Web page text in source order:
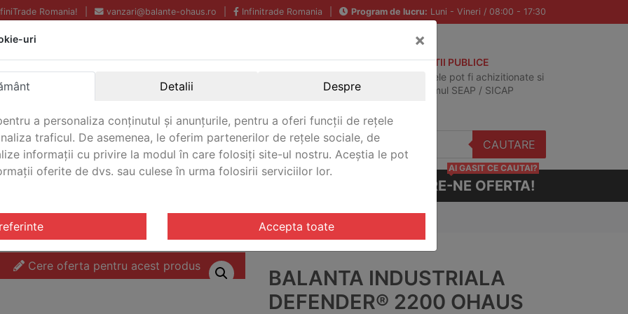
Romania! vanzari@balante-ohaus.ro Infinitrade Romania Program de lucru: Luni - Vineri / 08:00 - 17:30
Echipamente profesionale
pentru laborator.
Garantie Internationala.
ACHIZITII PUBLICE
Produsele pot fi achizitionate si
in sistemul SEAP / SICAP
CAUTARE
CERE-NE OFERTA!
AI GASIT CE CAUTAI?
Defender® 2200/ Balanta industriala Defender® 2200 Ohaus D22M30BRZ-M
Cere oferta pentru acest produs
BALANTA INDUSTRIALA
DEFENDER® 2200 OHAUS
uri ×
Detalii Despre
a personaliza conținutul și anunțurile, pentru a oferi funcții de rețele
traficul. De asemenea, le oferim partenerilor de rețele sociale, de
informații cu privire la modul în care folosiți site-ul nostru. Aceștia le pot
oferite de dvs. sau culese în urma folosirii serviciilor lor.
Accepta toate